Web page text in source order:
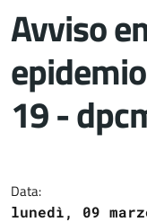
Avviso
19 -
Data:
lunedì, 09